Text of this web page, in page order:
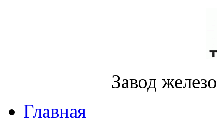
Завод
Главная